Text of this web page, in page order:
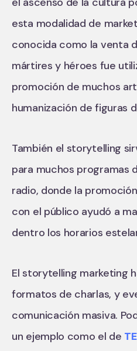
esta modalidad de
conocida como la venta
mártires y héroes fue
promoción de muchos
humanización de figuras
También el storytelling
para muchos programas
radio, donde la
con el público ayudó a
dentro los horarios
El storytelling marketing
formatos de charlas, y
comunicación masiva.
un ejemplo como el de